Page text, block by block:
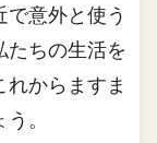
意外と使う
たちの生活を
からますま
。